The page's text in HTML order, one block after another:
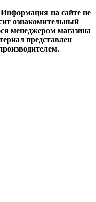
на сайте не
ознакомительный
менеджером магазина
представлен